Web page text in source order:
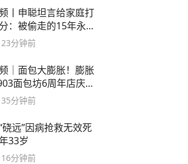
丨申聪坦言给家庭打
：被偷走的15年永远
23分钟前
｜面包大膨胀！膨胀
面包坊6周年店庆来
35分钟前
硗远”因病抢救无效死
33岁
16分钟前